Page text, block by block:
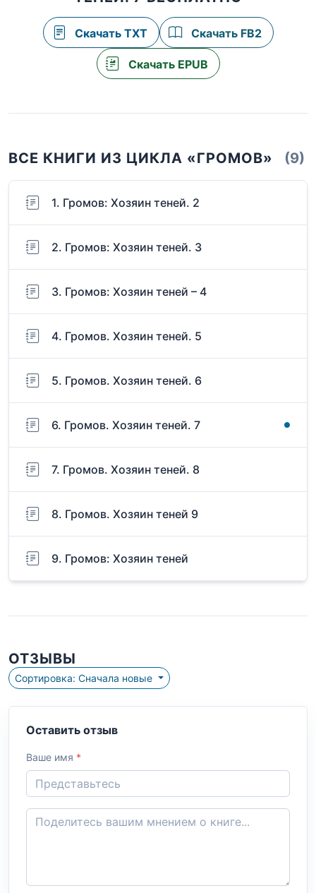
Скачать TXT Скачать FB2
Скачать EPUB
ВСЕ КНИГИ ИЗ ЦИКЛА «ГРОМОВ» (9)
1. Громов: Хозяин теней. 2
2. Громов: Хозяин теней. 3
3. Громов: Хозяин теней – 4
4. Громов. Хозяин теней. 5
5. Громов. Хозяин теней. 6
6. Громов. Хозяин теней. 7
7. Громов. Хозяин теней. 8
8. Громов. Хозяин теней 9
9. Громов: Хозяин теней
ОТЗЫВЫ
Сортировка: Сначала новые
Оставить отзыв
Ваше имя *